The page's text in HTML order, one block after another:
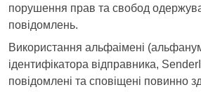
порушення прав та свобод
повідомлень.
Використання альфаімені
ідентифікатора відправника,
повідомлені та сповіщені повинно